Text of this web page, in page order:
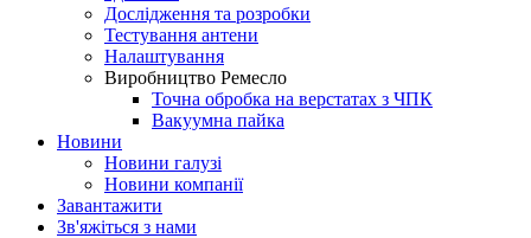
Дослідження та розробки
Тестування антени
Налаштування
Виробництво Ремесло
Точна обробка на верстатах з ЧПК
Вакуумна пайка
Новини
Новини галузі
Новини компанії
Завантажити
Зв'яжіться з нами